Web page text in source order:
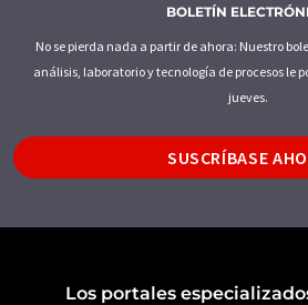
BOLETÍN
No se pierda nada a partir de ahora: Nuestro
análisis, laboratorio y tecnología de procesos le
jueves.
SUSCRÍBASE
Los portales